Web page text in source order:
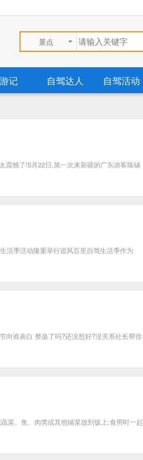
景点
游记 自驾达人 自驾活动
震憾了!5月22日,第一次来新疆的广东游客陈锡
活季活动隆重举行追风百里自驾生活季作为
向谁表白 整蛊了吗?还没想好?没关系社长帮你
菜、鱼、肉类或其他辅菜放到饭上,食用时一起